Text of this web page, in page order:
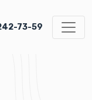
73-59